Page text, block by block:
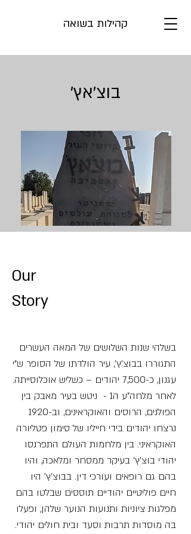
קהילות בשואה
'בוצ'אץ
Our
Story
בשלהי שנות השלושים של המאה העשרים
התגוררו בבוצ'ץ', עיר הולדתו של הסופר ש"י
עגנון, כ-7,500 יהודים – כשליש אוכלוסייתה.
לאחר מלחה"ע ה1 - ניטש בעיר מאבק בין
הפולנים, הרוסים והאוקראינים, וב-1920
נרצחו יהודים בידי חייליו של סימון פטליורה
האוקראיני. בין מלחמות העולם התפרנסו
יהודי בוצ'ץ' בעיקר ממסחר ומלאכה, והיו
בהם גם רופאים ועורכי דין. בבוצ'ץ' היו
חיים פוליטיים יהודיים תוססים שבלטו בהם
מפלגות ציוניות ותנועות הנוער שלהן, ופעלו
בה מוסדות תרבות וסעד ובית חולים יהודי.